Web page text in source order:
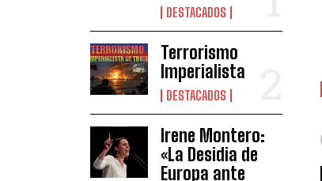
DESTACADOS
Terrorismo
Imperialista
DESTACADOS
Irene Montero:
«La Desidia de
Europa ante